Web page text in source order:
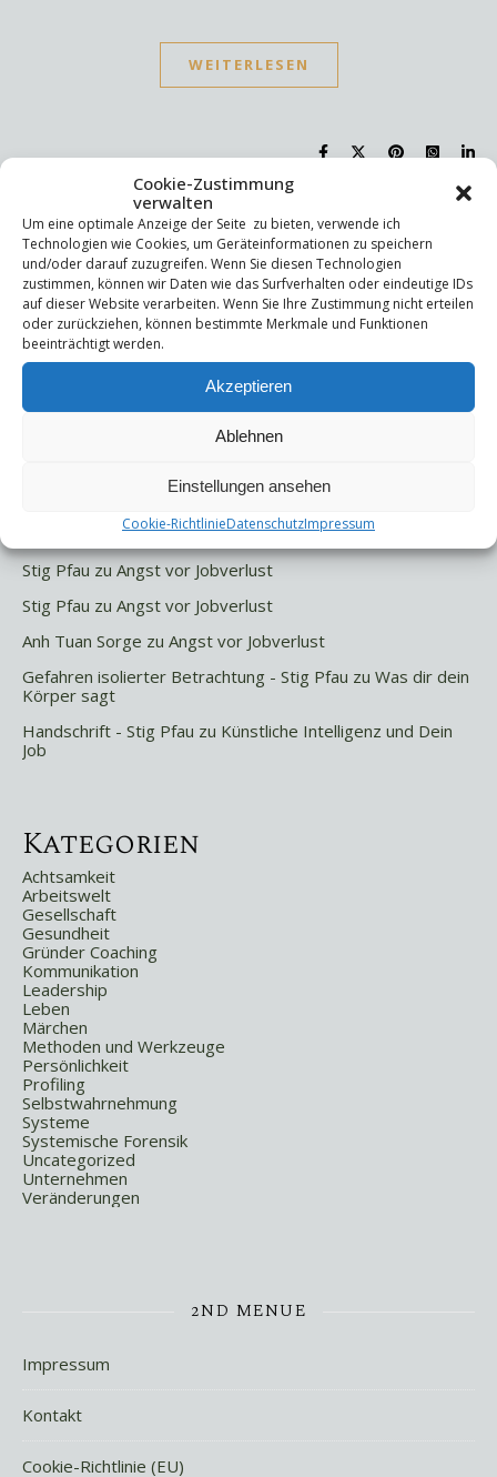
Cookie-Zustimmung
verwalten
Um eine optimale Anzeige der Seite zu bieten, verwende ich
Technologien wie Cookies, um Geräteinformationen zu speichern
und/oder darauf zuzugreifen. Wenn Sie diesen Technologien
zustimmen, können wir Daten wie das Surfverhalten oder eindeutige IDs
auf dieser Website verarbeiten. Wenn Sie Ihre Zustimmung nicht erteilen
oder zurückziehen, können bestimmte Merkmale und Funktionen
beeinträchtigt werden.
Akzeptieren
Ablehnen
Einstellungen ansehen
Cookie-RichtlinieDatenschutzImpressum
WEITERLESEN
Suchen
Letzte Beiträge
Die Mentale Sicherheitsarchitektur
Wettbewerbsfähigkeit
Letzte Kommentare
Stig Pfau zu Angst vor Jobverlust
Stig Pfau zu Angst vor Jobverlust
Anh Tuan Sorge zu Angst vor Jobverlust
Gefahren isolierter Betrachtung - Stig Pfau zu Was dir dein
Körper sagt
Handschrift - Stig Pfau zu Künstliche Intelligenz und Dein
Job
Kategorien
Achtsamkeit
Arbeitswelt
Gesellschaft
Gesundheit
Gründer Coaching
Kommunikation
Leadership
Leben
Märchen
Methoden und Werkzeuge
Persönlichkeit
Profiling
Selbstwahrnehmung
Systeme
Systemische Forensik
Uncategorized
Unternehmen
Veränderungen
2ND MENUE
Impressum
Kontakt
Cookie-Richtlinie (EU)